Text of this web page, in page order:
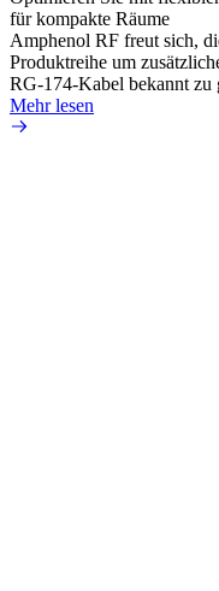
für kompakte Räume
Amphenol RF freut sich,
Produktreihe um
RG-174-Kabel bekannt zu
Mehr lesen